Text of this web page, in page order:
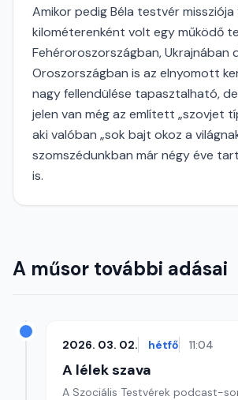
Amikor pedig Béla testvér
kilométerenként volt egy működő
Fehéroroszországban, Ukrajnában
Oroszországban is az elnyomott
nagy fellendülése tapasztalható,
jelen van még az említett „szovjet
aki valóban „sok bajt okoz a
szomszédunkban már négy éve
is.
A műsor további adásai
2026. 03. 02. hétfő 11:04
A lélek szava
A Szociális Testvérek podcast-